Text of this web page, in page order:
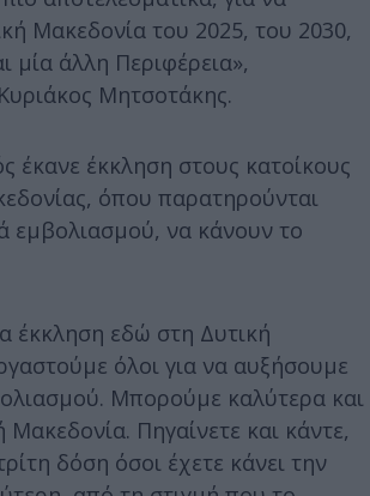
Μακεδονία του 2025, του 2030,
μία άλλη Περιφέρεια»,
Μητσοτάκης.
έκκληση στους κατοίκους
όπου παρατηρούνται
εμβολιασμού, να κάνουν το
έκκληση εδώ στη Δυτική
όλοι για να αυξήσουμε
Μπορούμε καλύτερα και
Πηγαίνετε και κάντε,
δόση όσοι έχετε κάνει την